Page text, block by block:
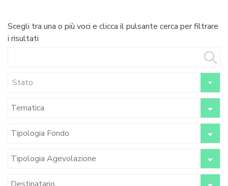
Scegli tra una o più voci e clicca il pulsante cerca per filtrare
i risultati
Stato